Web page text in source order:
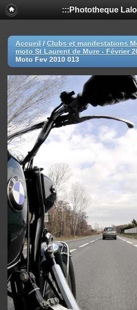
:::Phototheque
Accueil / Clubs et manifestations
moto St Laurent de Mure - Février
Moto Fev 2010 013